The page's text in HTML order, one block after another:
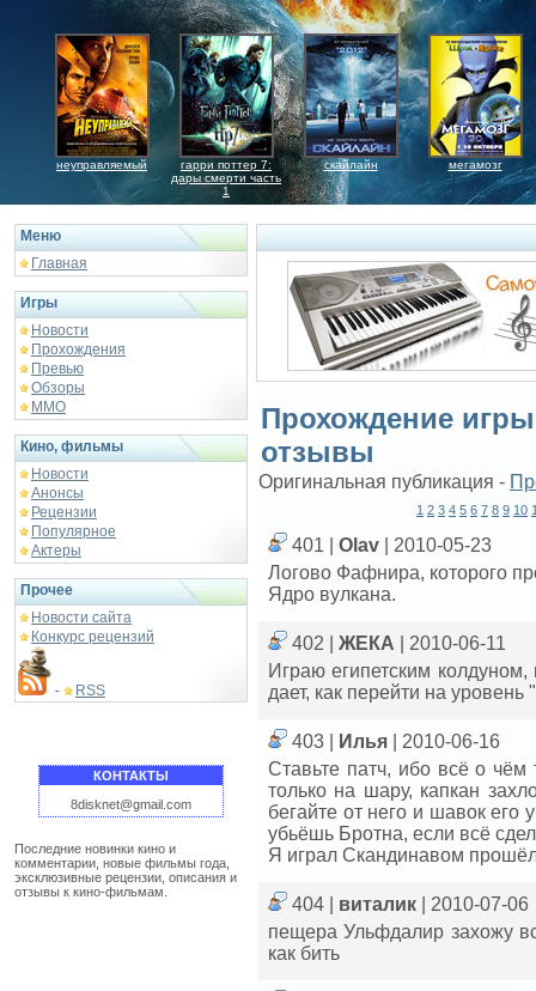
неуправляемый
гарри поттер 7:
дары смерти часть
1
скайлайн мегамозг
Меню
Главная
Игры
Новости
Прохождения
Превью
Обзоры
ММО
Кино, фильмы
Новости
Анонсы
Рецензии
Популярное
Актеры
Прочее
Новости сайта
Конкурс рецензий
- RSS
КОНТАКТЫ
8disknet@gmail.com
Последние новинки кино и
комментарии, новые фильмы года,
эксклюзивные рецензии, описания и
отзывы к кино-фильмам.
Прохождение
отзывы
Оригинальная публикация -
1 2 3 4 5 6 7 8 9 10
401 | Olav
| 2010-05-23
Логово Фафнира, которого
Ядро вулкана.
402 | ЖЕКА
| 2010-06-11
Играю египетским
дает, как перейти на
403 | Илья
| 2010-06-16
Ставьте патч, ибо всё о
только на шару, капкан
бегайте от него и шавок
убьёшь Бротна, если всё
Я играл Скандинавом
404 | виталик
| 2010-07-06
пещера Ульфдалир захожу
как бить